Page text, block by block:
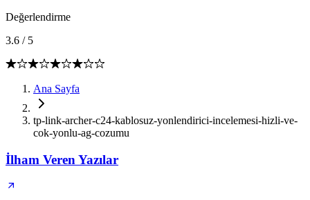
Değerlendirme
3.6 / 5
Ana Sayfa
tp-link-archer-c24-kablosuz-yonlendirici-incelemesi-hizli-ve-
cok-yonlu-ag-cozumu
İlham Veren Yazılar